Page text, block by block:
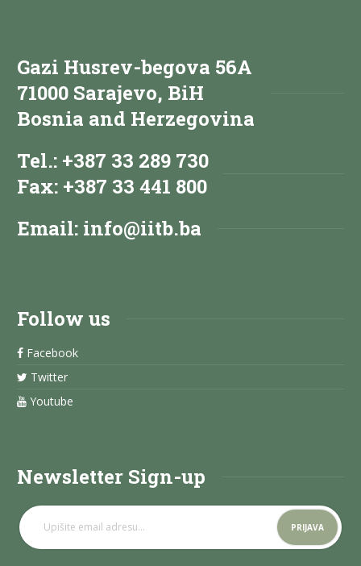
Gazi Husrev-begova 56A
71000 Sarajevo, BiH
Bosnia and Herzegovina
Tel.: +387 33 289 730
Fax: +387 33 441 800
Email: info@iitb.ba
Follow us
Facebook
Twitter
Youtube
Newsletter Sign-up